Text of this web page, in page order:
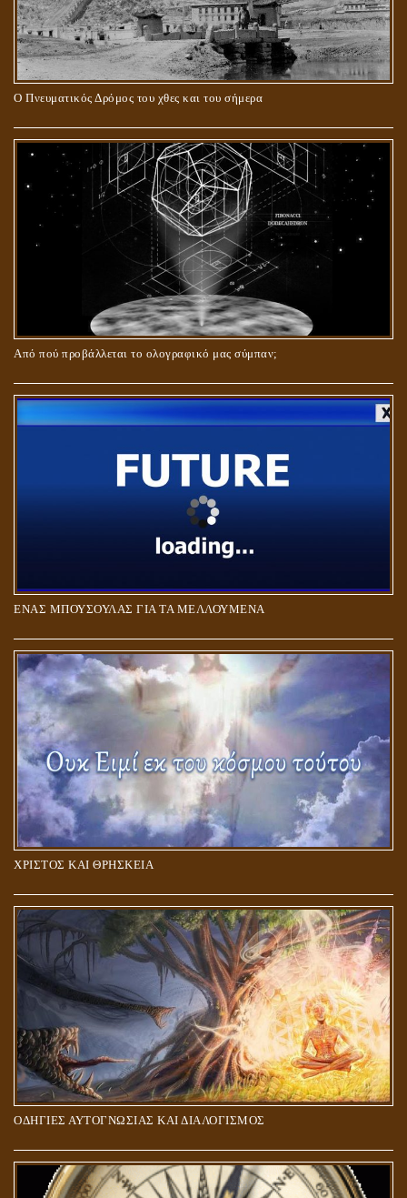
Ο Πνευματικός Δρόμος του χθες και του σήμερα
Από πού προβάλλεται το ολογραφικό μας σύμπαν;
ΕΝΑΣ ΜΠΟΥΣΟΥΛΑΣ ΓΙΑ ΤΑ ΜΕΛΛΟΥΜΕΝΑ
ΧΡΙΣΤΟΣ ΚΑΙ ΘΡΗΣΚΕΙΑ
ΟΔΗΓΙΕΣ ΑΥΤΟΓΝΩΣΙΑΣ ΚΑΙ ΔΙΑΛΟΓΙΣΜΟΣ
ΚΑΙ ΜΕ ΕΝΑΡΕΤΗ ΖΩΗ;
ΑΓΑΠΗ: ΚΑΤΑΣΤΑΣΗ Ή ΣΥΝΑΙΣΘΗΜΑ?
Η ΕΠΑΦΗ ΜΕ ΤΟ ΠΝΕΥΜΑ
ΠΟΙΟΙ ΕΠΙΛΕΓΟΥΝ ΤΟΝ ΔΡΟΜΟ ΤΗΣ ΑΛΗΘΕΙΑΣ;
5Η ΔΙΑΣΤΑΣΗ ΚΑΙ ΠΝΕΥΜΑΤΙΚΗ ΑΡΠΑΓΗ: ΔΥΟ ΔΙΑΦΟΡΕΤΙΚΕΣ
ΚΑΤΑΣΤΑΣΕΙΣ